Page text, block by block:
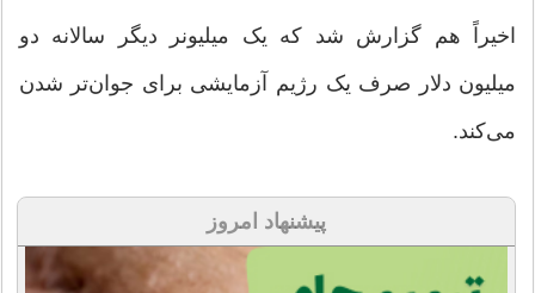
اخیراً هم گزارش شد که یک میلیونر دیگر سالانه دو
میلیون دلار صرف یک رژیم آزمایشی برای جوان‌تر شدن
می‌کند.
پیشنهاد امروز